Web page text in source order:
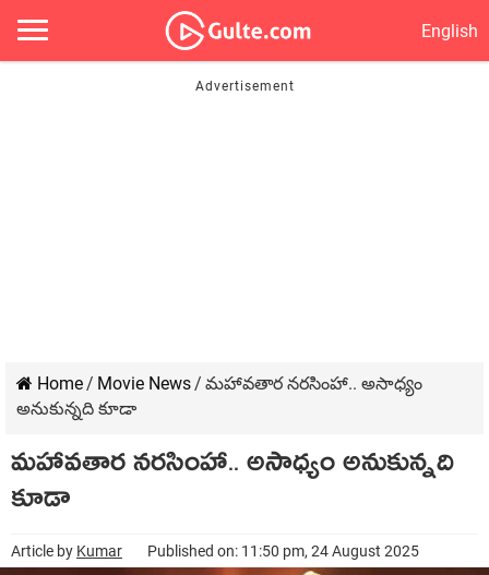
English
Home/ Movie News/ మ‌హావ‌తార న‌ర‌సింహా.. అసాధ్యం
అనుకున్న‌ది కూడా
మ‌హావ‌తార న‌ర‌సింహా.. అసాధ్యం అనుకున్న‌ది
కూడా
Article by Kumar Published on: 11:50 pm, 24 August 2025